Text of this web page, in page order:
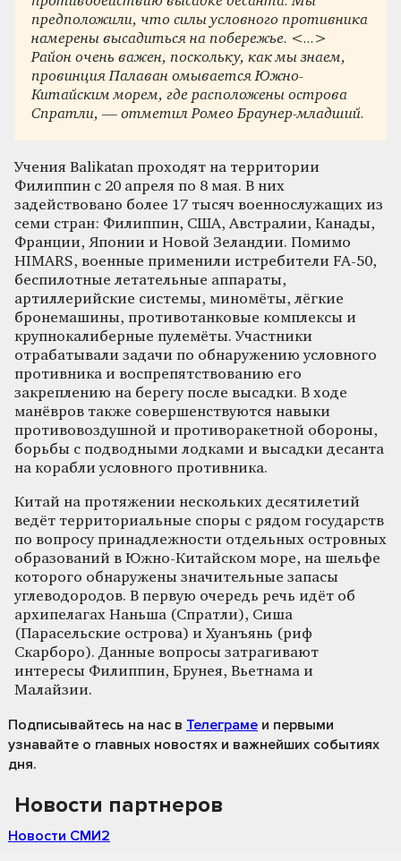
предположили, что силы условного противника
намерены высадиться на побережье. <...>
Район очень важен, поскольку, как мы знаем,
провинция Палаван омывается Южно-
Китайским морем, где расположены острова
Спратли, — отметил Ромео Браунер-младший.
Учения Balikatan проходят на территории
Филиппин с 20 апреля по 8 мая. В них
задействовано более 17 тысяч военнослужащих из
семи стран: Филиппин, США, Австралии, Канады,
Франции, Японии и Новой Зеландии. Помимо
HIMARS, военные применили истребители FA-50,
беспилотные летательные аппараты,
артиллерийские системы, миномёты, лёгкие
бронемашины, противотанковые комплексы и
крупнокалиберные пулемёты. Участники
отрабатывали задачи по обнаружению условного
противника и воспрепятствованию его
закреплению на берегу после высадки. В ходе
манёвров также совершенствуются навыки
противовоздушной и противоракетной обороны,
борьбы с подводными лодками и высадки десанта
на корабли условного противника.
Китай на протяжении нескольких десятилетий
ведёт территориальные споры с рядом государств
по вопросу принадлежности отдельных островных
образований в Южно-Китайском море, на шельфе
которого обнаружены значительные запасы
углеводородов. В первую очередь речь идёт об
архипелагах Наньша (Спратли), Сиша
(Парасельские острова) и Хуанъянь (риф
Скарборо). Данные вопросы затрагивают
интересы Филиппин, Брунея, Вьетнама и
Малайзии.
Подписывайтесь на нас в Телеграме и первыми
узнавайте о главных новостях и важнейших событиях
дня.
Новости партнеров
Новости СМИ2